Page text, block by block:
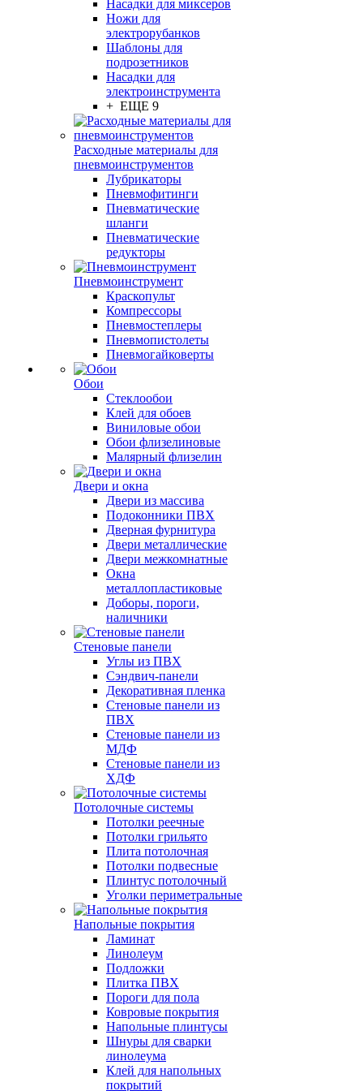
Насадки для миксеров
Ножи для
электрорубанков
Шаблоны для
подрозетников
Насадки для
электроинструмента
+ ЕЩЕ 9
Расходные материалы для
пневмоинструментов
Лубрикаторы
Пневмофитинги
Пневматические
шланги
Пневматические
редукторы
Пневмоинструмент
Краскопульт
Компрессоры
Пневмостеплеры
Пневмопистолеты
Пневмогайковерты
Обои
Стеклообои
Клей для обоев
Виниловые обои
Обои флизелиновые
Малярный флизелин
Двери и окна
Двери из массива
Подоконники ПВХ
Дверная фурнитура
Двери металлические
Двери межкомнатные
Окна
металлопластиковые
Доборы, пороги,
наличники
Стеновые панели
Углы из ПВХ
Сэндвич-панели
Декоративная пленка
Стеновые панели из
ПВХ
Стеновые панели из
МДФ
Стеновые панели из
ХДФ
Потолочные системы
Потолки реечные
Потолки грильято
Плита потолочная
Потолки подвесные
Плинтус потолочный
Уголки периметральные
Напольные покрытия
Ламинат
Линолеум
Подложки
Плитка ПВХ
Пороги для пола
Ковровые покрытия
Напольные плинтусы
Шнуры для сварки
линолеума
Клей для напольных
покрытий